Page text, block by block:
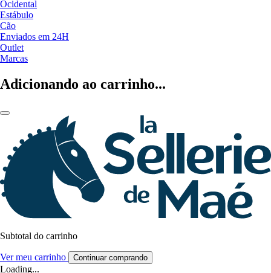
Ocidental
Estábulo
Cão
Enviados em 24H
Outlet
Marcas
Adicionando ao carrinho...
Subtotal do carrinho
Ver meu carrinho Continuar comprando
Loading...